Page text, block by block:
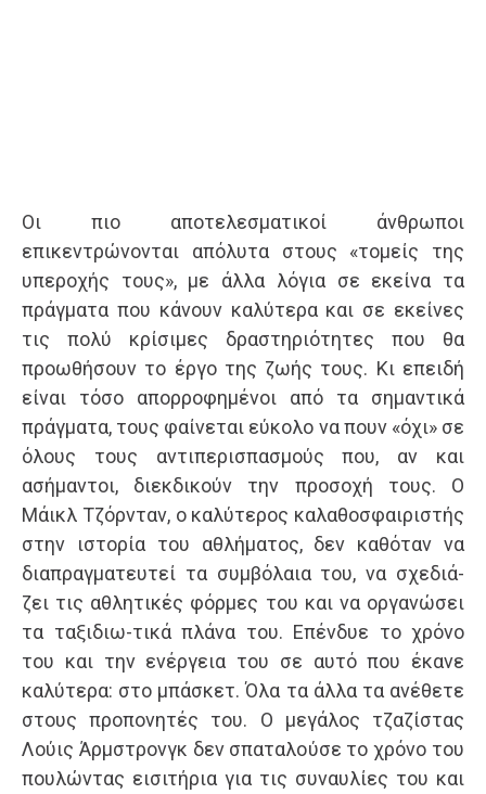
Οι πιο αποτελεσματικοί άνθρωποι
επικεντρώνονται απόλυτα στους «τομείς της
υπεροχής τους», με άλλα λόγια σε εκείνα τα
πράγματα που κάνουν καλύτερα και σε εκείνες
τις πολύ κρίσιμες δραστηριότητες που θα
προωθήσουν το έργο της ζωής τους. Κι επειδή
είναι τόσο απορροφημένοι από τα σημαντικά
πράγματα, τους φαίνεται εύκολο να πουν «όχι» σε
όλους τους αντιπερισπασμούς που, αν και
ασήμαντοι, διεκδικούν την προσοχή τους. Ο
Μάικλ Τζόρνταν, ο καλύτερος καλαθοσφαιριστής
στην ιστορία του αθλήματος, δεν καθόταν να
διαπραγματευτεί τα συμβόλαια του, να σχεδιά-
ζει τις αθλητικές φόρμες του και να οργανώσει
τα ταξιδιω-τικά πλάνα του. Επένδυε το χρόνο
του και την ενέργεια του σε αυτό που έκανε
καλύτερα: στο μπάσκετ. Όλα τα άλλα τα ανέθετε
στους προπονητές του. Ο μεγάλος τζαζίστας
Λούις Άρμστρονγκ δεν σπαταλούσε το χρόνο του
πουλώντας εισιτήρια για τις συναυλίες του και